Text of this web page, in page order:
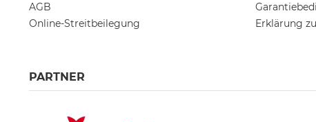
AGB
Online-Streitbeilegung
Erklärung
PARTNER